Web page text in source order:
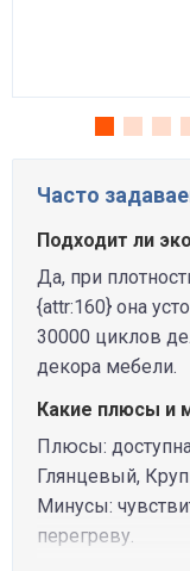
Часто
Подходит ли
Да, при
{attr:160} она
30000 циклов
декора мебели.
Какие плюсы и
Плюсы:
Глянцевый,
Минусы:
перегреву.